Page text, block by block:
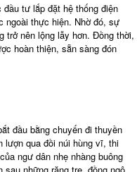
tư lắp đặt hệ thống điện
ngoài thực hiện. Nhờ đó, sự
trở nên lộng lẫy hơn. Đồng thời,
hoàn thiện, sẵn sàng đón
đầu bằng chuyến đi thuyền
lượn qua đồi núi hùng vĩ, thi
ngư dân nhẹ nhàng buông
những rặng tre, đồng ngô